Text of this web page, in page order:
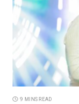
9 MINS READ